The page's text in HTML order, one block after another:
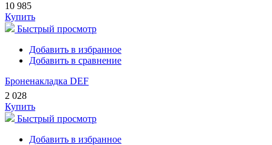
10 985
Купить
Быстрый просмотр
Добавить в избранное
Добавить в сравнение
Броненакладка DEF
2 028
Купить
Быстрый просмотр
Добавить в избранное